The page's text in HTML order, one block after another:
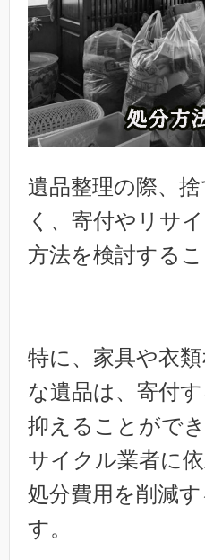
遺品整理の際、
く、寄付やリサ
方法を検討するこ
特に、家具や衣
な遺品は、寄付
抑えることがで
サイクル業者に
処分費用を削減
す。